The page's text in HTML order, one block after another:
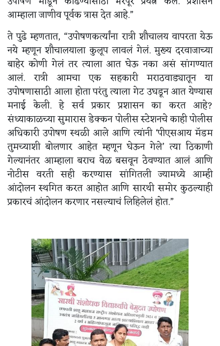
आम्हाला जाणीव पूर्वक त्रास देत आहे.”
ते पुढे म्हणतात, “उपोषणकर्त्यांना रात्री शौचालय वापरता येऊ
नये म्हणून शौचालयाला कुलूप लावलं गेलं. मुख्य दरवाजाच्या
बाहेर कोणी गेलं तर त्याला आत घेऊ नका असं सांगण्यात
आलं. रात्री आमचा एक सहकारी मराठवाड्यातून या
उपोषणासाठी आला होता परंतु त्याला गेट उघडून आत येण्यास
मनाई केली. हे सर्व प्रकार प्रशासन का करत आहे?
संध्याकाळच्या सुमारास डेक्कन पोलीस स्टेशनचे काही पोलीस
अधिकारी उपोषण स्थळी आले आणि त्यांनी ‘पीएसआय मॅडम
तुमच्याशी बोलणार आहेत म्हणून घेऊन गेले’ त्या ठिकाणी
गेल्यानंतर आम्हाला बराच वेळ बसवून ठेवण्यात आलं आणि
नोटीस वरती सही करण्यास सांगितली ज्यामध्ये आम्ही
आंदोलन स्थगित करत आहोत आणि सारथी समोर कुठल्याही
प्रकारचं आंदोलन करणार नसल्याचं लिहिलेलं होत.”